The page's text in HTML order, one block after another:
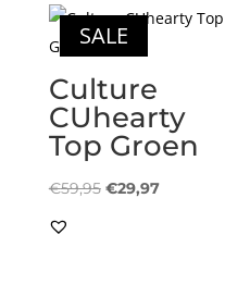
SALE
Culture
CUhearty
Top Groen
€59,95 Oorspronkelijke
€29,97Huidige